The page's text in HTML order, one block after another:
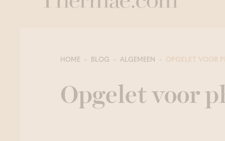
HOME BLOG ALGEMEEN OPGELET VOOR
Opgelet voor